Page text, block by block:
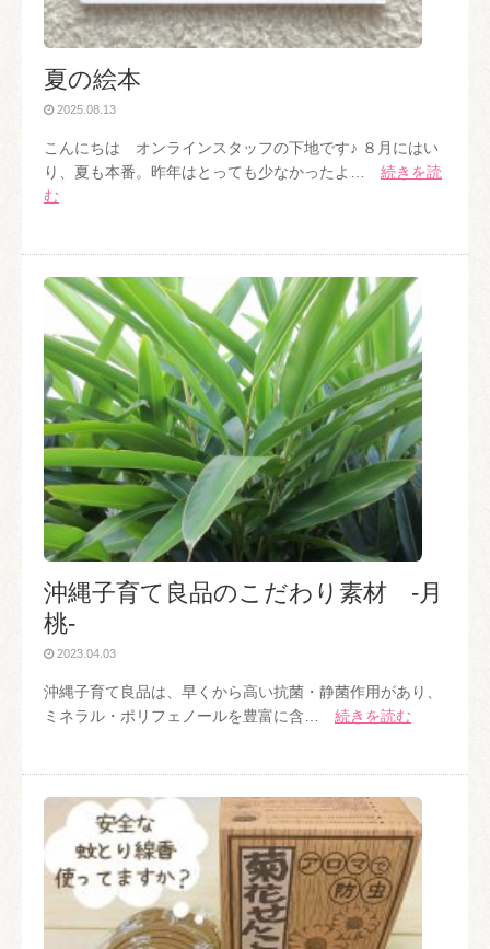
夏の絵本
2025.08.13
こんにちは オンラインスタッフの下地です♪ ８月にはい
り、夏も本番。昨年はとっても少なかったよ… 続きを読
む
沖縄子育て良品のこだわり素材 -月
桃-
2023.04.03
沖縄子育て良品は、早くから高い抗菌・静菌作用があり、
ミネラル・ポリフェノールを豊富に含… 続きを読む